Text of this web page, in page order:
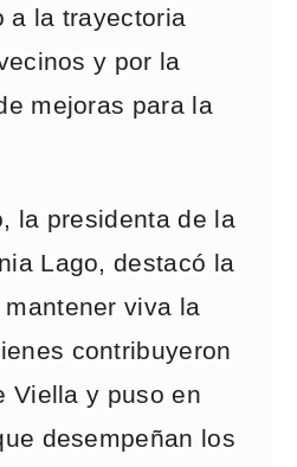
a la trayectoria
y por la
mejoras para la
la presidenta de la
Lago, destacó la
viva la
contribuyeron
Viella y puso en
desempeñan los